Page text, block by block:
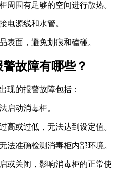
周围有足够的空间进行散热。
电源线和水管。
表面，避免划痕和磕碰。
故障有哪些？
现的报警故障包括：
启动消毒柜。
高或过低，无法达到设定值。
法准确检测消毒柜内部环境。
或关闭，影响消毒柜的正常使